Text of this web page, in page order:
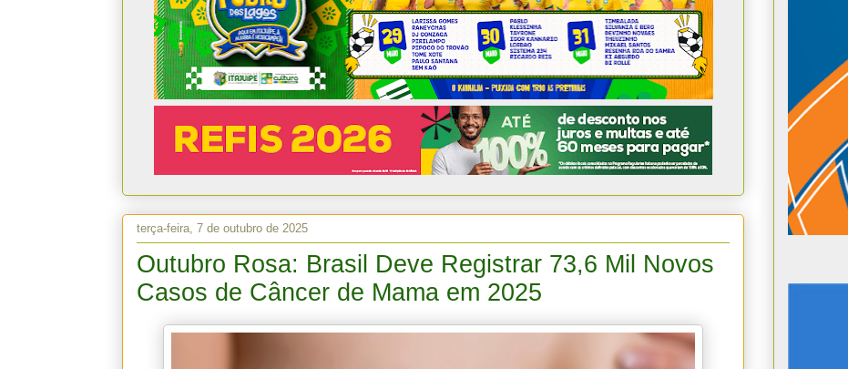
terça-feira, 7 de outubro de 2025
Outubro Rosa: Brasil Deve Registrar 73,6 Mil Novos
Casos de Câncer de Mama em 2025